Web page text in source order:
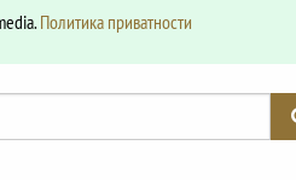
Политика приватности